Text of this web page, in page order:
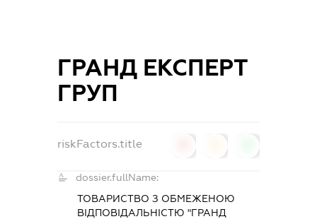
ГРАНД ЕКСПЕРТ
ГРУП
riskFactors.title
dossier.fullName:
ТОВАРИСТВО З ОБМЕЖЕНОЮ
ВІДПОВІДАЛЬНІСТЮ "ГРАНД